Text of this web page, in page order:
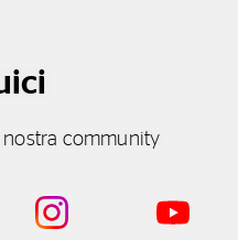
nostra community